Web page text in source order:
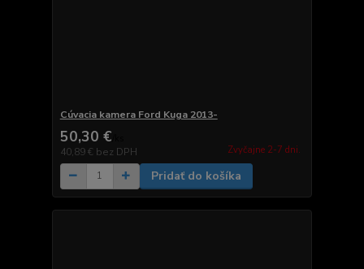
Cúvacia kamera Ford Kuga 2013-
50,30 €
40,89 € bez DPH Zvyčajne 2-7 dni.
Pridať do košíka